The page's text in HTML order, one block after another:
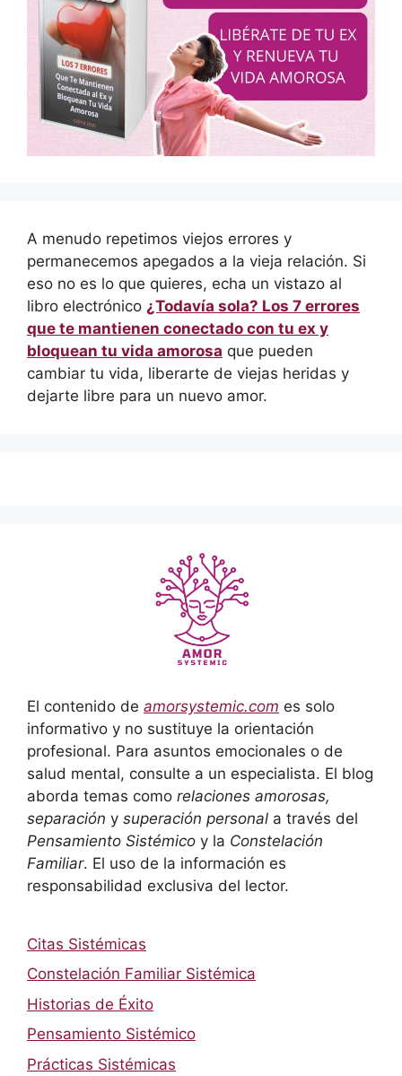
A menudo repetimos viejos errores y
permanecemos apegados a la vieja relación. Si
eso no es lo que quieres, echa un vistazo al
libro electrónico ¿Todavía sola? Los 7 errores
que te mantienen conectado con tu ex y
bloquean tu vida amorosa que pueden
cambiar tu vida, liberarte de viejas heridas y
dejarte libre para un nuevo amor.
El contenido de amorsystemic.com es solo
informativo y no sustituye la orientación
profesional. Para asuntos emocionales o de
salud mental, consulte a un especialista. El blog
aborda temas como relaciones amorosas,
separación y superación personal a través del
Pensamiento Sistémico y la Constelación
Familiar. El uso de la información es
responsabilidad exclusiva del lector.
Citas Sistémicas
Constelación Familiar Sistémica
Historias de Éxito
Pensamiento Sistémico
Prácticas Sistémicas